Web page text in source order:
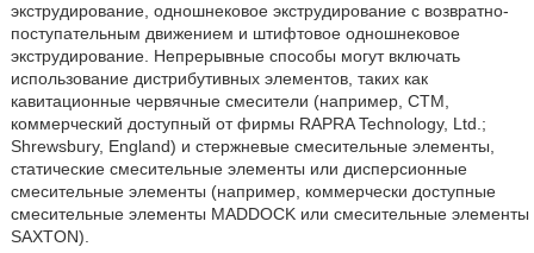
экструдирование, одношнековое экструдирование с возвратно-
поступательным движением и штифтовое одношнековое
экструдирование. Непрерывные способы могут включать
использование дистрибутивных элементов, таких как
кавитационные червячные смесители (например, СТМ,
коммерческий доступный от фирмы RAPRA Technology, Ltd.;
Shrewsbury, England) и стержневые смесительные элементы,
статические смесительные элементы или дисперсионные
смесительные элементы (например, коммерчески доступные
смесительные элементы MADDOCK или смесительные элементы
SAXTON).